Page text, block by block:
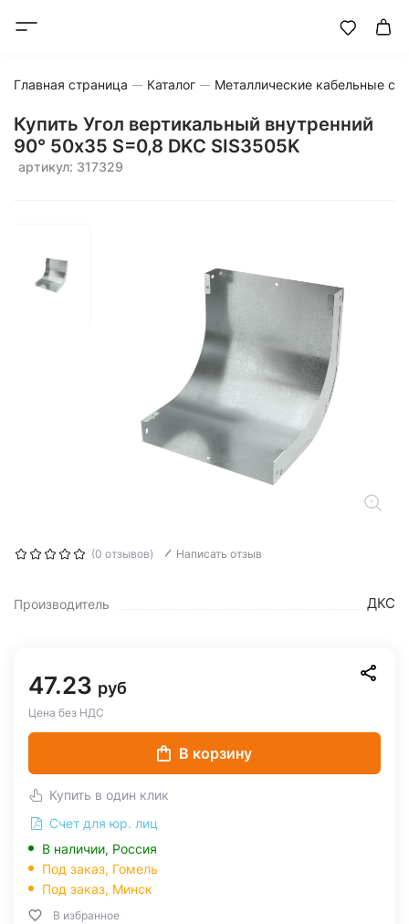
Главная страница Каталог Металлические кабельные
Купить Угол вертикальный внутренний
90° 50x35 S=0,8 DKC SIS3505K
артикул: 317329
(0 отзывов) Написать отзыв
Производитель ДКС
47.23 руб
Цена без НДС
В корзину
Купить в один клик
Счет для юр. лиц
В наличии, Россия
Под заказ, Гомель
Под заказ, Минск
В избранное